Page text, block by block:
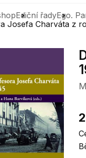
Ediční řadyEgo.
Josefa Charváta z